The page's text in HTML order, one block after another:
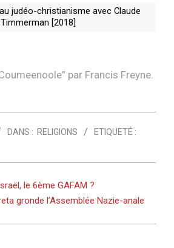
judéo-christianisme avec Claude
Timmerman [2018]
” par Francis Freyne.
DANS : RELIGIONS
ETIQUETÉ :
Israël, le 6ème GAFAM ?
gronde l’Assemblée Nazie-anale